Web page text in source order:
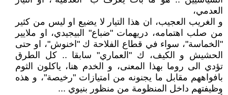
العدمي،
و الغريب العجيب، ان هذا التيار لا يضيع او ليس من كثير
من صلب اهتمامه، دريهمات "ضباع" البيجيدي، او ملايير
"الخماسة"، سواء في قطاع الفلاحة ك "اخنوش"، او حتى
الحشيش و الكيف، ك "العماري" سابقا .. كل الطرق
تؤدي الى روما بهذا المعنى، و الخدم هنا، ياكلون الثوم
بافواههم مقابل ما يجنونه من امتيازات "رخيصة"، و هذه
وظيفتهم داخل المنظومة من منظور بنيوي ...